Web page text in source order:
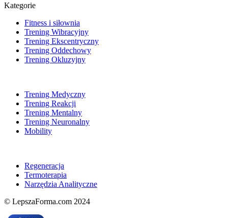
Kategorie
Fitness i siłownia
Trening Wibracyjny
Trening Ekscentryczny
Trening Oddechowy
Trening Okluzyjny
Trening Medyczny
Trening Reakcji
Trening Mentalny
Trening Neuronalny
Mobility
Regeneracja
Termoterapia
Narzędzia Analityczne
© LepszaForma.com 2024